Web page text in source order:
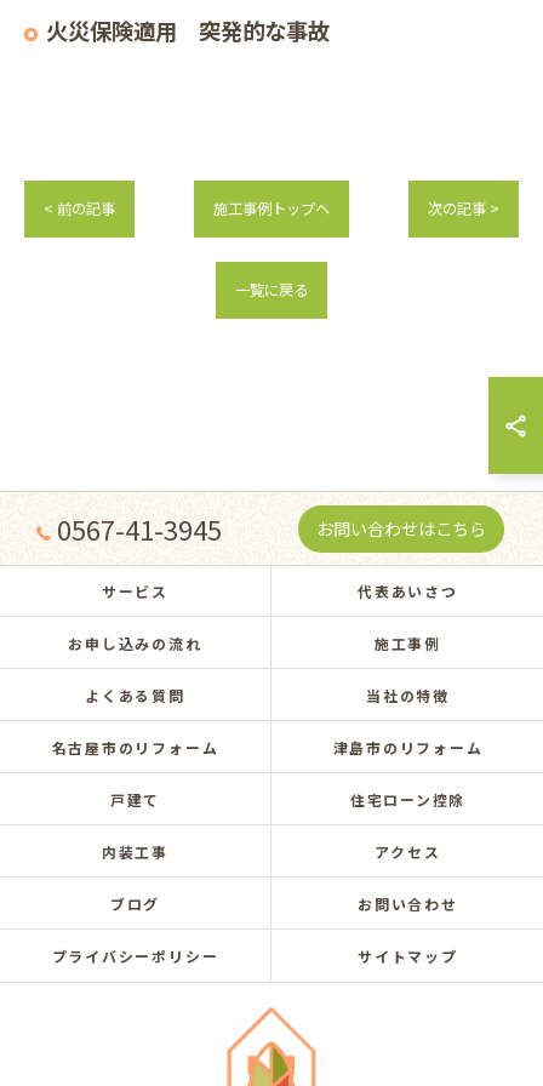
火災保険適用 突発的な事故
< 前の記事 施工事例トップへ 次の記事 >
一覧に戻る
0567-41-3945 お問い合わせはこちら
サービス 代表あいさつ
お申し込みの流れ 施工事例
よくある質問 当社の特徴
名古屋市のリフォーム 津島市のリフォーム
戸建て 住宅ローン控除
内装工事 アクセス
ブログ お問い合わせ
プライバシーポリシー サイトマップ